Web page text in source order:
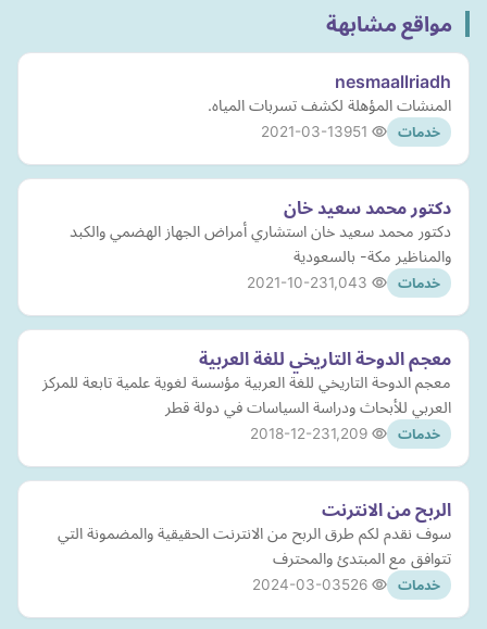
مواقع مشابهة
nesmaallriadh
المنشات المؤهلة لكشف تسربات المياه.
خدمات 2021-03-13
دكتور محمد سعيد خان
دكتور محمد سعيد خان استشاري أمراض الجهاز الهضمي والكبد
والمناظير مكة- بالسعودية
خدمات 2021-10-23
معجم الدوحة التاريخي للغة العربية
معجم الدوحة التاريخي للغة العربية مؤسسة لغوية علمية تابعة للمركز
العربي للأبحاث ودراسة السياسات في دولة قطر
خدمات 2018-12-23
الربح من الانترنت
سوف نقدم لكم طرق الربح من الانترنت الحقيقية والمضمونة التي
تتوافق مع المبتدئ والمحترف
خدمات 2024-03-03